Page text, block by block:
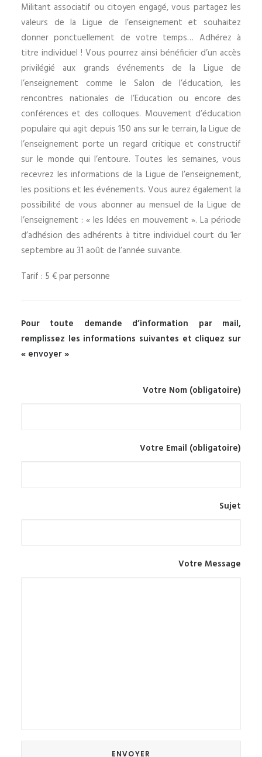
Militant associatif ou citoyen engagé, vous partagez les
valeurs de la Ligue de l’enseignement et souhaitez
donner ponctuellement de votre temps… Adhérez à
titre individuel ! Vous pourrez ainsi bénéficier d’un accès
privilégié aux grands événements de la Ligue de
l’enseignement comme le Salon de l’éducation, les
rencontres nationales de l’Education ou encore des
conférences et des colloques. Mouvement d’éducation
populaire qui agit depuis 150 ans sur le terrain, la Ligue de
l’enseignement porte un regard critique et constructif
sur le monde qui l’entoure. Toutes les semaines, vous
recevrez les informations de la Ligue de l’enseignement,
les positions et les événements. Vous aurez également la
possibilité de vous abonner au mensuel de la Ligue de
l’enseignement : « les Idées en mouvement ». La période
d’adhésion des adhérents à titre individuel court du 1er
septembre au 31 août de l’année suivante.
Tarif : 5 € par personne
Pour toute demande d’information par mail,
remplissez les informations suivantes et cliquez sur
« envoyer »
Votre Nom (obligatoire)
Votre Email (obligatoire)
Sujet
Votre Message